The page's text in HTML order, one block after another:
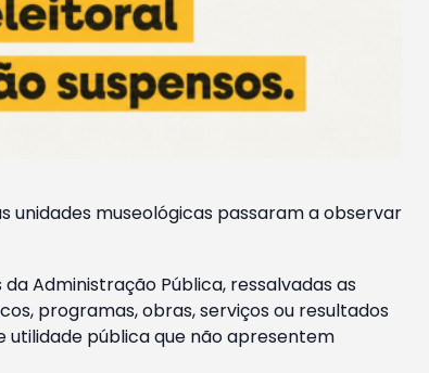
unidades museológicas passaram a observar
Administração Pública, ressalvadas as
programas, obras, serviços ou resultados
utilidade pública que não apresentem